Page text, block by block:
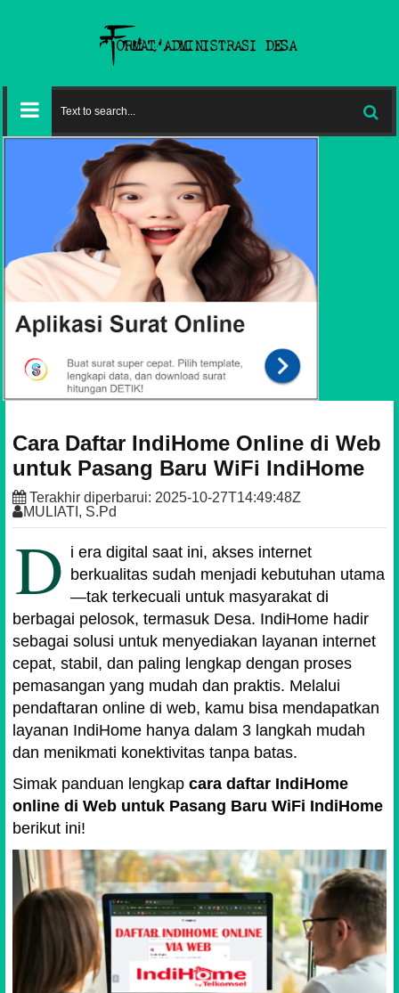
Cara Daftar IndiHome Online di Web
untuk Pasang Baru WiFi IndiHome
Terakhir diperbarui: 2025-10-27T14:49:48Z
MULIATI, S.Pd
D i era digital saat ini, akses internet
berkualitas sudah menjadi kebutuhan utama
—tak terkecuali untuk masyarakat di
berbagai pelosok, termasuk Desa. IndiHome hadir
sebagai solusi untuk menyediakan layanan internet
cepat, stabil, dan paling lengkap dengan proses
pemasangan yang mudah dan praktis. Melalui
pendaftaran online di web, kamu bisa mendapatkan
layanan IndiHome hanya dalam 3 langkah mudah
dan menikmati konektivitas tanpa batas.
Simak panduan lengkap cara daftar IndiHome
online di Web untuk Pasang Baru WiFi IndiHome
berikut ini!